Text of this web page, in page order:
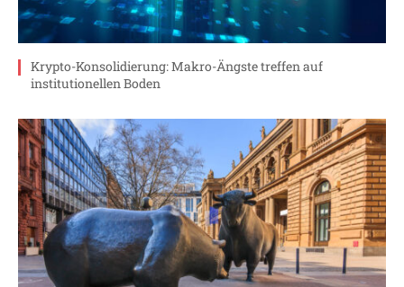
Krypto-Konsolidierung: Makro-Ängste treffen auf
institutionellen Boden